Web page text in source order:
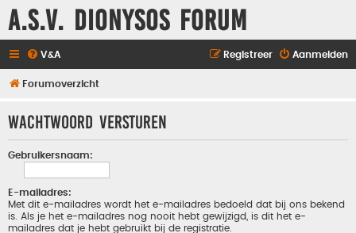
A.S.V. Dionysos Forum
V&A Aanmelden
Registreer
Forumoverzicht
Wachtwoord versturen
Gebruikersnaam:
E-mailadres:
Met dit e-mailadres wordt het e-mailadres bedoeld dat bij ons bekend
is. Als je het e-mailadres nog nooit hebt gewijzigd, is dit het e-
mailadres dat je hebt gebruikt bij de registratie.